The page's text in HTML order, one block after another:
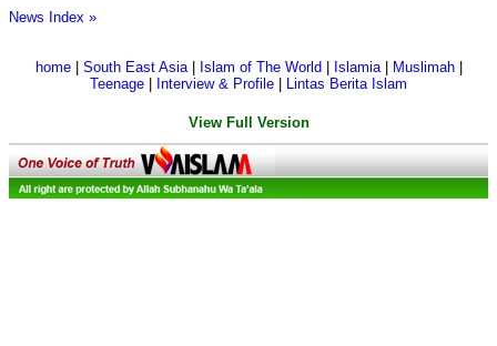
News Index »
home| South East Asia| Islam of The World Islamia| Muslimah|
Teenage
Interview & Profile Lintas Berita Islam
View Full Version